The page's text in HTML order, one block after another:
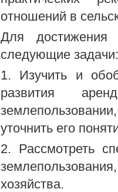
отношений в
Для
следующие задачи:
1. Изучить и
развития
уточнить его
2. Рассмотреть
хозяйства.